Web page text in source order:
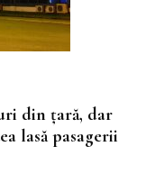
din țară, dar
lasă pasagerii